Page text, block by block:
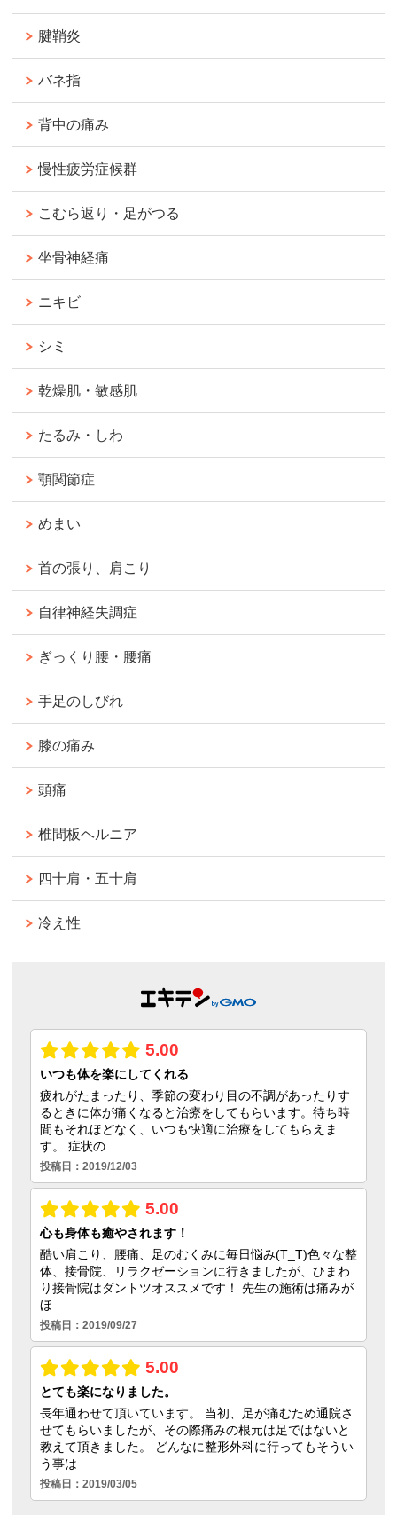
腱鞘炎
バネ指
背中の痛み
慢性疲労症候群
こむら返り・足がつる
坐骨神経痛
ニキビ
シミ
乾燥肌・敏感肌
たるみ・しわ
顎関節症
めまい
首の張り、肩こり
自律神経失調症
ぎっくり腰・腰痛
手足のしびれ
膝の痛み
頭痛
椎間板ヘルニア
四十肩・五十肩
冷え性